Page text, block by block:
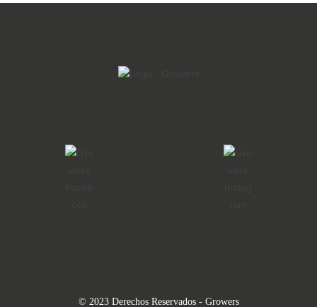
© 2023 Derechos Reservados - Growers